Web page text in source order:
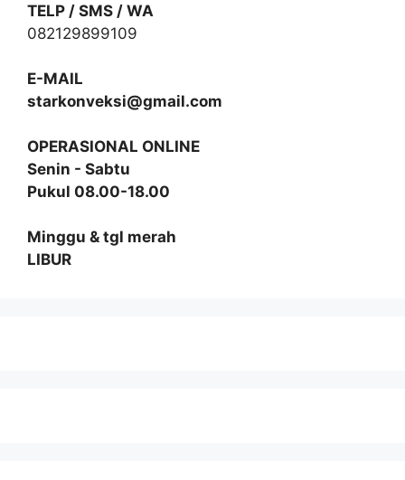
TELP / SMS / WA
082129899109
E-MAIL
starkonveksi@gmail.com
OPERASIONAL ONLINE
Senin - Sabtu
Pukul 08.00-18.00
Minggu & tgl merah
LIBUR